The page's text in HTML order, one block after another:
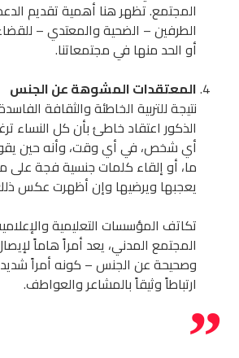
المجتمع. تظهر هنا أهمية تقديم
الطرفين – الضحية والمعتدي –
أو الحد منها في مجتمعاتنا.
المعتقدات المشوهة عن الجنس
نتيجة للتربية الخاطئة والثقافة
الذكور اعتقاد خاطئ بأن كل النساء
أي شخص، في أي وقت، وأنه حين
ما، أو إلقاء كلمات جنسية فجة
يعجبها ويرضيها وإن أظهرت عكس
تكاتف المؤسسات التعليمية
المجتمع المدني، يعد أمراً هاماً
وصحيحة عن الجنس – كونه أمراً شديد
ارتباطاً وثيقاً بالمشاعر والعواطف.